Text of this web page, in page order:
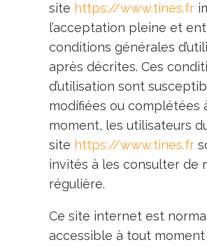
site https://www.tines.fr
l’acceptation pleine et
conditions générales
après décrites. Ces
d’utilisation sont
modifiées ou complétées
moment, les utilisateurs
site https://www.tines.fr
invités à les consulter de
régulière.
Ce site internet est
accessible à tout moment